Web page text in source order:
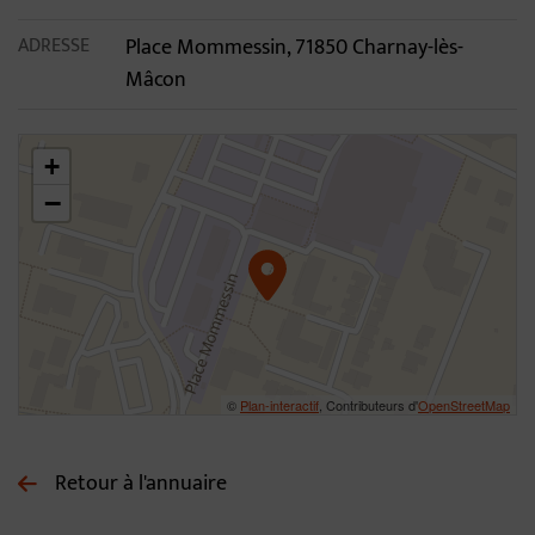
ADRESSE
Place Mommessin, 71850 Charnay-lès-
Mâcon
46.30931583940096,4.813006233021416
+
−
© Plan-interactif , Contributeurs d'OpenStreetMap
Retour à l'annuaire